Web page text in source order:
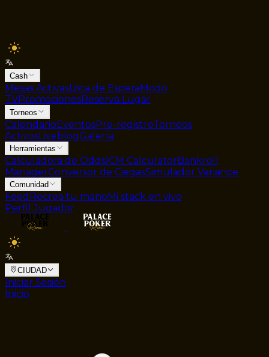
Cash
Mesas ActivasLista de Espera Modo
TVPromocionesReserva Lugar
Torneos
CalendarioEventosPre-registroTorneos
ActivosLiveblogGalería
Herramientas
Calculadora de OddsICM CalculatorBankroll
ManagerConversor de CiegasSimulador Variance
Comunidad
Feed Recrea tu mano Mi stack en vivo
Perfil Jugador
CIUDAD
Iniciar Sesión
Inicio